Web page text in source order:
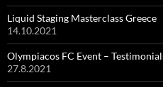
Liquid Staging Masterclass Greece
14.10.2021
Olympiacos FC Event –
27.8.2021